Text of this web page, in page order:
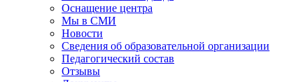
Оснащение центра
Мы в СМИ
Новости
Сведения об образовательной организации
Педагогический состав
Отзывы